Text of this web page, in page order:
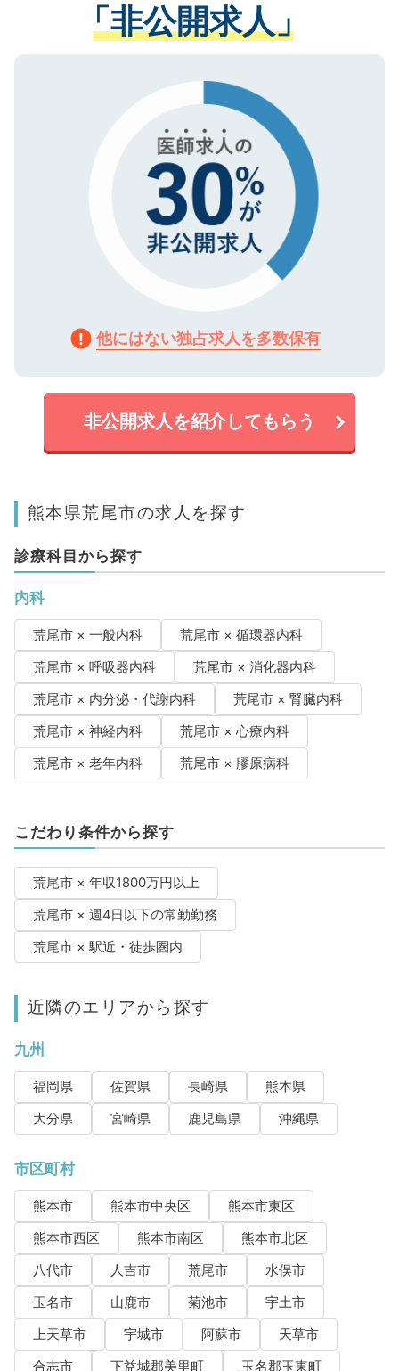
る、プライバシーマークを取得済みです。
で、機密保持に関してもご安心ください。
させていただきます。すぐにご転職をされ
ない方には、長期的なサポートが可能です
ので、まずはご登録ください。
「非公開求人」
他にはない独占求人を多数保有
非公開求人を紹介してもらう
熊本県荒尾市の求人を探す
診療科目から探す
内科
荒尾市 × 一般内科
荒尾市 × 循環器内科
荒尾市 × 呼吸器内科
荒尾市 × 消化器内科
荒尾市 × 内分泌・代謝内科
荒尾市 × 腎臓内科
荒尾市 × 神経内科
荒尾市 × 心療内科
荒尾市 × 老年内科
荒尾市 × 膠原病科
こだわり条件から探す
荒尾市 × 年収1800万円以上
荒尾市 × 週4日以下の常勤勤務
荒尾市 × 駅近・徒歩圏内
近隣のエリアから探す
九州
福岡県 佐賀県 長崎県
熊本県
大分県
宮崎県 鹿児島県 沖縄県
市区町村
熊本市 熊本市中央区
熊本市東区
熊本市西区
熊本市南区
熊本市北区
八代市
人吉市 荒尾市
水俣市
玉名市
山鹿市 菊池市
宇土市
上天草市
宇城市 阿蘇市
天草市
合志市
下益城郡美里町
玉名郡玉東町